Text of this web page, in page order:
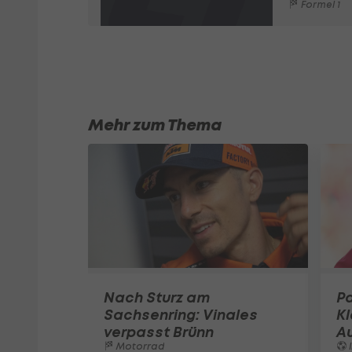
Formel 1
Mehr zum Thema
Nach Sturz am
Sachsenring: Vinales
verpasst Brünn
Motorrad